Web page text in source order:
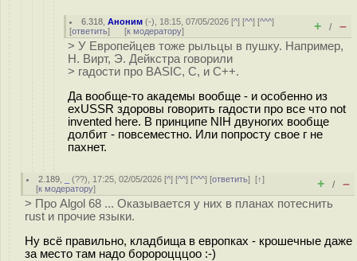
6.318 ,Аноним (-), 18:15, 07/05/2026 [^] [^^] [^^^]
[ответить] [к модератору] + / –
> У Европейцев тоже рыльцы в пушку. Например,
Н. Вирт, Э. Дейкстра говорили
> гадости про BASIC, C, и C++.
Да вообще-то академы вообще - и особенно из
exUSSR здоровы говорить гадости про все что not
invented here. В принципе NIH двуногих вообще
долбит - повсеместно. Или попросту свое г не
пахнет.
2.189 (??), 17:25, 02/05/2026 [^] [^^] [^^^] [ответить][↑]
[к модератору] + / –
> Про Algol 68 ... Оказывается у них в планах потеснить
rust и прочие языки.
Ну всё правильно, кладбища в европках - крошечные даже
за место там надо боророцццоо :-)